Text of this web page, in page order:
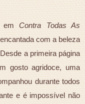
emContra
Todas As
com a beleza
a primeira página
gosto agridoce, uma
durante todos
e é impossível não